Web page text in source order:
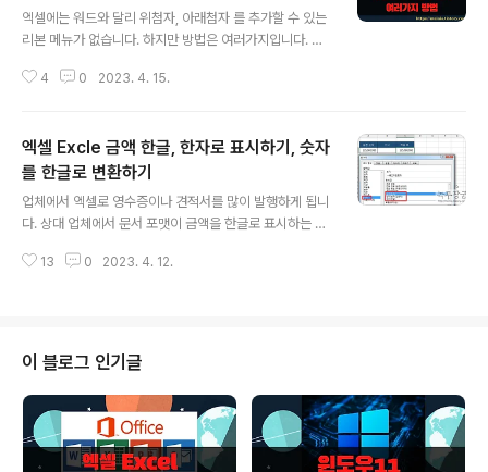
엑셀에는 워드와 달리 위첨자, 아래첨자 를 추가할 수 있는
리본 메뉴가 없습니다. 하지만 방법은 여러가지입니다. 셀
니다. ◎ 위첨자로 제곱미터 표시하기 ▼ 시트에서 제곱미
서식 메뉴를 선택합니다. ▼ 셀 서식 창에서 효과 항목으로
갑니다. 그리고 3개의 옵션중에 위첨자를 선택하고 확인
버튼을 눌러 창을 닫습니다. ▼ 결과는 다음과 같습니다.
입력한 숫자 2 는 글자가 m 의 오른쪽 위로 올라가서 작게
표시합니다. ※ 아래는 참고하면 좋을 만한 글들의 링크를
모아둔 것입니다. ※ ▶ 엑셀 Excel 수식편집기, 셀 서식 속
4 0 2023. 4. 15.
엑셀 Excle 금액 한글, 한자로 표시하기, 숫자
를 한글로 변환하기
업체에서 엑셀로 영수증이나 견적서를 많이 발행하게 됩니
다. 상대 업체에서 문서 포맷이 금액을 한글로 표시하는 경
눈에 확 들어오기 때문입니다. 예전 은행에서도 돈 인출할
ry.com/3232 엑셀 Excel 숫자 단위 한글로 표시하는 방
법, 만, 천 단위 표시 엑셀 강좌 - 숫자 단위 표시 환경: Mic
rosoft Excel 2013 금액의 단위가 크면 얼마 인지 한 눈
에 잘 들어오지 않습니다. 이렇게 숫자로 표시한 금액의 파
악이 쉽지 않을 때 가독성을 높이기 위해 단위..
13 0 2023. 4. 12.
이 블로그 인기글